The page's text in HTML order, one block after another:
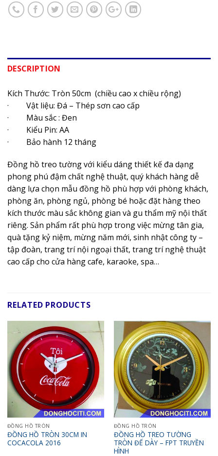
DESCRIPTION
Kích Thước: Tròn 50cm (chiều cao x chiều rộng)
· Vật liệu: Đá – Thép sơn cao cấp
· Màu sắc : Đen
· Kiểu Pin: AA
· Bảo hành 12 tháng
Đồng hồ treo tường với kiểu dáng thiết kế đa dạng
phong phú đậm chất nghệ thuật, quý khách hàng dễ
dàng lựa chọn mẫu đồng hồ phù hợp với phòng khách,
phòng ăn, phòng ngủ, phòng bé hoặc đặt hàng theo
kích thước màu sắc không gian và gu thẩm mỹ nội thất
riêng. Sản phẩm rất phù hợp trong việc mừng tân gia,
quà tặng kỷ niệm, mừng năm mới, sinh nhật công ty –
tập đoàn, trang trí nội ngoại thất, trang trí nghệ thuật
cao cấp cho cửa hàng cafe, karaoke, spa…
RELATED PRODUCTS
ĐỒNG HỒ TRÒN
ĐỒNG HỒ TRÒN 30CM IN
COCACOLA 2016
ĐỒNG HỒ TRÒN
ĐỒNG HỒ TREO TƯỜNG
TRÒN ĐẾ DÀY – FPT TRUYỀN
HÌNH